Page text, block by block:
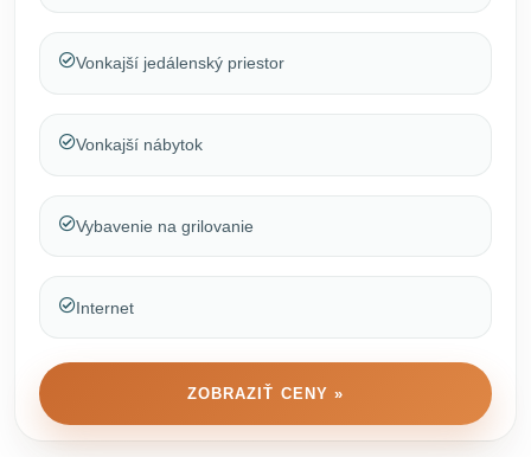
Vonkajší jedálenský priestor
Vonkajší nábytok
Vybavenie na grilovanie
Internet
ZOBRAZIŤ CENY »